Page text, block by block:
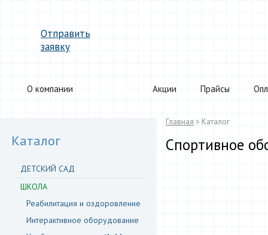
Отправить
заявку
О компании Акции Прайсы
Каталог
ДЕТСКИЙ САД
ШКОЛА
Реабилитация и оздоровление
Интерактивное оборудование
Главная > Каталог
Спортивное